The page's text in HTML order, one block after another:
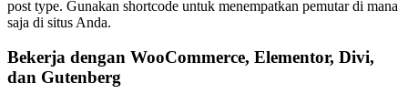
post type. Gunakan shortcode untuk menempatkan pemutar di mana
saja di situs Anda.
Bekerja dengan WooCommerce, Elementor, Divi,
dan Gutenberg